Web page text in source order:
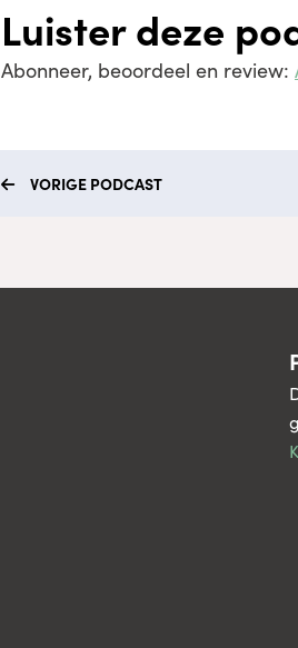
Luister deze
Abonneer, beoordeel en review:
VORIGE PODCAST